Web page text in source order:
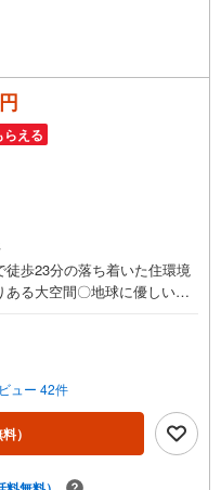
える
歩23分の落ち着いた住環境
る大空間〇地球に優しいオ
店で物件を成約するとPayP
Yahoo！ 不動産 物件ご成約
す。「資料をもらう」「見
い合わせください。※必ずY
してください。※PayPayボー
きません。有効期限は付与日
ュー 42件
）